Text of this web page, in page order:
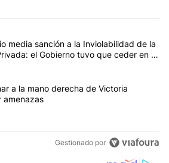
artículos con más comentarios en los
con el título "El Senado dio media
media sanción a la Inviolabilidad de la
el Gobierno tuvo que ceder en la
del Fuego
con el título "Pidieron echar a la mano
a la mano derecha de Victoria
amenazas
Gestionado por